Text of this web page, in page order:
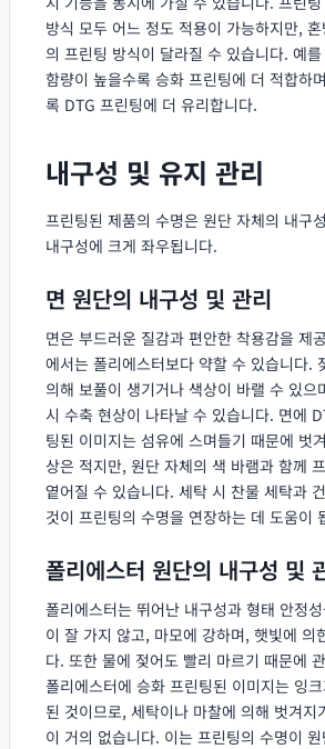
방식 모두 어느 정도 적용이 가능하지만,
의 프린팅 방식이 달라질 수 있습니다. 예
함량이 높을수록 승화 프린팅에 더 적합하
록 DTG 프린팅에 더 유리합니다.
내구성 및 유지 관리
프린팅된 제품의 수명은 원단 자체의 내구
내구성에 크게 좌우됩니다.
면 원단의 내구성 및 관리
면은 부드러운 질감과 편안한 착용감을 제
에서는 폴리에스터보다 약할 수 있습니다.
의해 보풀이 생기거나 색상이 바랠 수 있으
시 수축 현상이 나타날 수 있습니다. 면에
팅된 이미지는 섬유에 스며들기 때문에 벗
상은 적지만, 원단 자체의 색 바램과 함께
옅어질 수 있습니다. 세탁 시 찬물 세탁과
것이 프린팅의 수명을 연장하는 데 도움이
폴리에스터 원단의 내구성 및
폴리에스터는 뛰어난 내구성과 형태 안정
이 잘 가지 않고, 마모에 강하며, 햇빛에 의
다. 또한 물에 젖어도 빨리 마르기 때문에
폴리에스터에 승화 프린팅된 이미지는 잉
된 것이므로, 세탁이나 마찰에 의해 벗겨지
이 거의 없습니다. 이는 프린팅의 수명이